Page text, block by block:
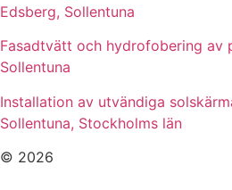
Edsberg, Sollentuna
Fasadtvätt och hydrofobering av
Sollentuna
Installation av utvändiga
Sollentuna, Stockholms län
© 2026